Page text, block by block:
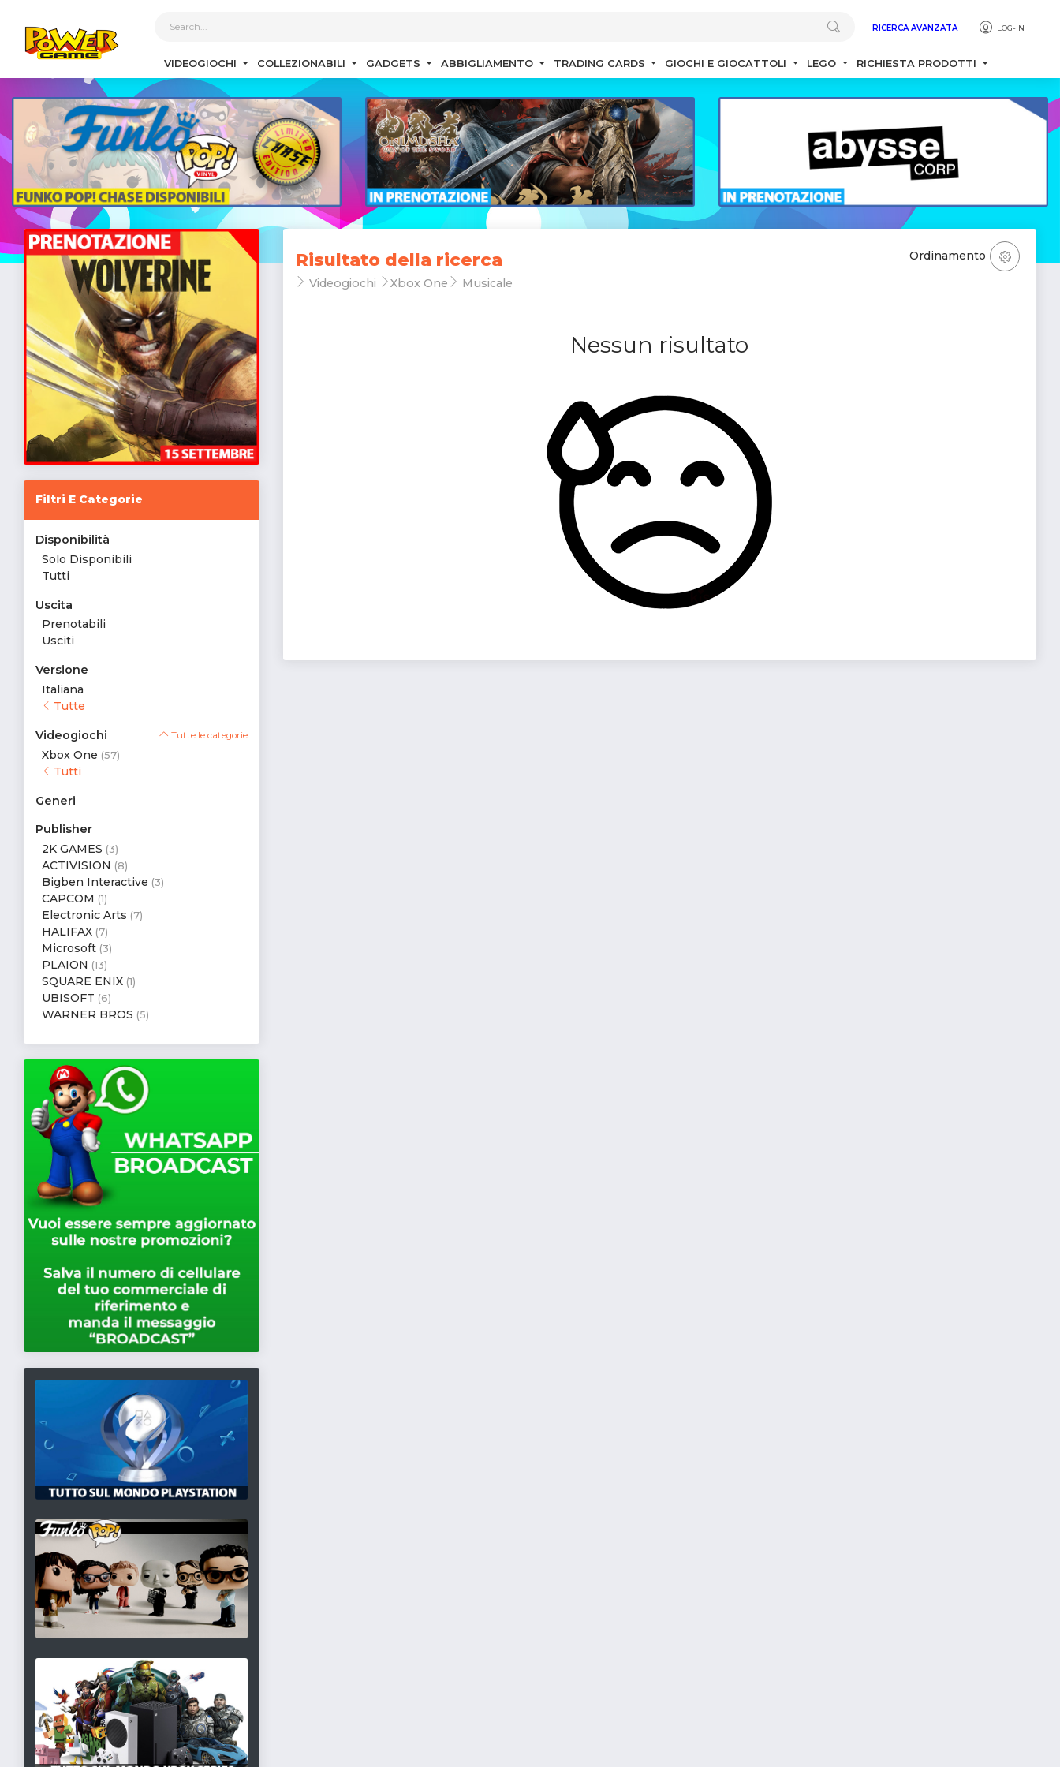
RICERCA AVANZATA LOG-IN
VIDEOGIOCHI COLLEZIONABILI GADGETS ABBIGLIAMENTO TRADING CARDS GIOCHI E GIOCATTOLI LEGO RICHIESTA PRODOTTI
Filtri E Categorie
Disponibilità
Solo Disponibili
Tutti
Uscita
Prenotabili
Usciti
Versione
Italiana
Tutte
Videogiochi Tutte le categorie
Xbox One (57)
Tutti
Generi
Publisher
2K GAMES (3)
ACTIVISION (8)
Bigben Interactive (3)
CAPCOM (1)
Electronic Arts (7)
HALIFAX (7)
Microsoft (3)
PLAION (13)
SQUARE ENIX (1)
UBISOFT (6)
WARNER BROS (5)
Risultato della ricerca
Videogiochi Xbox One Musicale
Nessun risultato
Ordinamento